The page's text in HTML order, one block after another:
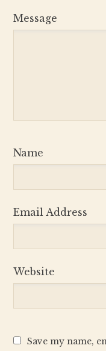
Message
Name
Email Address
Website
Save my name,